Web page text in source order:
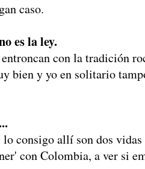
caso.
es la ley.
con la tradición
bien y yo en solitario
lo consigo allí son dos
con Colombia, a ver si